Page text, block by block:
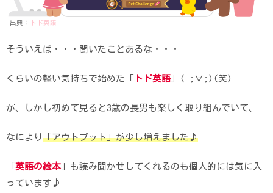
出典： トド英語
そういえば・・・聞いたことあるな・・・
くらいの軽い気持ちで始めた「 トド英語 」( ;∀;)(笑)
が、しかし初めて見ると3歳の長男も楽しく取り組んでいて、
なにより 「アウトプット」が少し増えました♪
英語の絵本 」も読み聞かせしてくれるのも個人的には気に入
っています♪